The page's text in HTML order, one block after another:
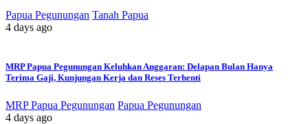
Papua Pegunungan Tanah Papua
4 days ago
MRP Papua Pegunungan Keluhkan Anggaran: Delapan Bulan Hanya
Terima Gaji, Kunjungan Kerja dan Reses Terhenti
MRP Papua Pegunungan Papua Pegunungan
4 days ago